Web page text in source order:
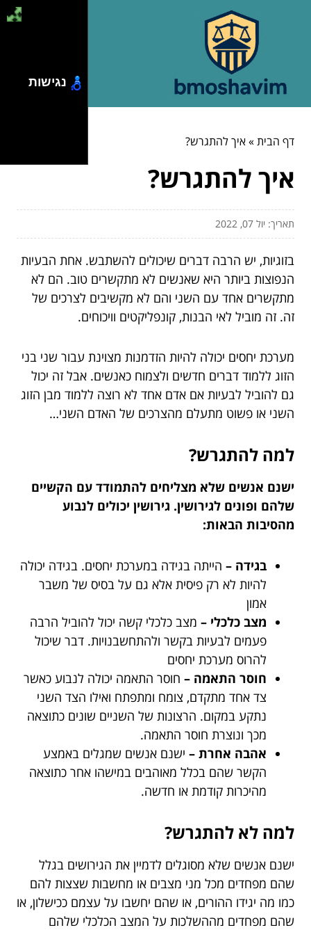
דף הבית»איך להתגרש?
איך להתגרש?
תאריך: יול 07, 2022
בזוגיות, יש הרבה דברים שיכולים להשתבש. אחת הבעיות
הנפוצות ביותר היא שאנשים לא מתקשרים טוב. הם לא
מתקשרים אחד עם השני והם לא מקשיבים לצרכים של
זה. זה מוביל לאי הבנות, קונפליקטים וויכוחים.
מערכת יחסים יכולה להיות הזדמנות מצוינת עבור שני בני
הזוג ללמוד דברים חדשים ולצמוח כאנשים. אבל זה יכול
גם להוביל לבעיות אם אדם אחד לא רוצה ללמוד מבן הזוג
השני או פשוט מתעלם מהצרכים של האדם השני…
למה להתגרש?
ישנם אנשים שלא מצליחים להתמודד עם הקשיים
שלהם ופונים לגירושין. גירושין יכולים לנבוע
מהסיבות הבאות:
בגידה – הייתה בגידה במערכת יחסים. בגידה יכולה
להיות לא רק פיסית אלא גם על בסיס של משבר
אמון
מצב כלכלי – מצב כלכלי קשה יכול להוביל הרבה
פעמים לבעיות בקשר ולהתחשבנויות. דבר שיכול
להרוס מערכת יחסים
חוסר התאמה – חוסר התאמה יכולה לנבוע כאשר
צד אחד מתקדם, צומח ומתפתח ואילו הצד השני
נתקע במקום. הרצונות של השניים שונים כתוצאה
מכך ונוצרת חוסר התאמה.
אהבה אחרת – ישנם אנשים שמגלים באמצע
הקשר שהם בכלל מאוהבים במישהו אחר כתוצאה
מהיכרות קודמת או חדשה.
למה לא להתגרש?
ישנם אנשים שלא מסוגלים לדמיין את הגירושים בגלל
שהם מפחדים מכל מני מצבים או מחשבות שצצות להם
כמו מה יגידו ההורים, או שהם יחשבו על עצמם ככישלון, או
שהם מפחדים מההשלכות על המצב הכלכלי שלהם
נגישות